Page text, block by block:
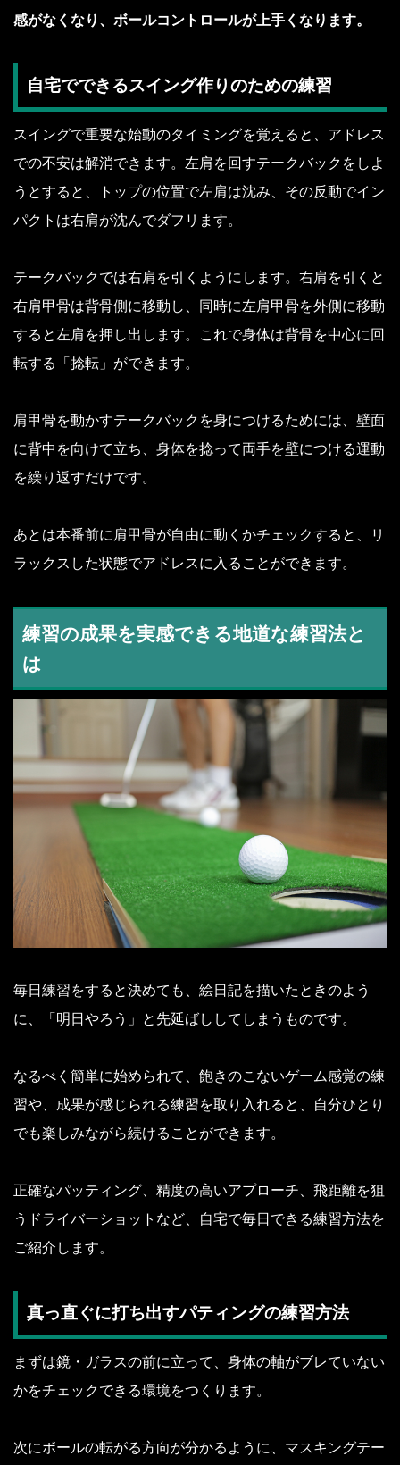
感がなくなり、ボールコントロールが上手くなります。
自宅でできるスイング作りのための練習
スイングで重要な始動のタイミングを覚えると、アドレス
での不安は解消できます。左肩を回すテークバックをしよ
うとすると、トップの位置で左肩は沈み、その反動でイン
パクトは右肩が沈んでダフリます。
テークバックでは右肩を引くようにします。右肩を引くと
右肩甲骨は背骨側に移動し、同時に左肩甲骨を外側に移動
すると左肩を押し出します。これで身体は背骨を中心に回
転する「捻転」ができます。
肩甲骨を動かすテークバックを身につけるためには、壁面
に背中を向けて立ち、身体を捻って両手を壁につける運動
を繰り返すだけです。
あとは本番前に肩甲骨が自由に動くかチェックすると、リ
ラックスした状態でアドレスに入ることができます。
練習の成果を実感できる地道な練習法と
は
毎日練習をすると決めても、絵日記を描いたときのよう
に、「明日やろう」と先延ばししてしまうものです。
なるべく簡単に始められて、飽きのこないゲーム感覚の練
習や、成果が感じられる練習を取り入れると、自分ひとり
でも楽しみながら続けることができます。
正確なパッティング、精度の高いアプローチ、飛距離を狙
うドライバーショットなど、自宅で毎日できる練習方法を
ご紹介します。
真っ直ぐに打ち出すパティングの練習方法
まずは鏡・ガラスの前に立って、身体の軸がブレていない
かをチェックできる環境をつくります。
次にボールの転がる方向が分かるように、マスキングテー